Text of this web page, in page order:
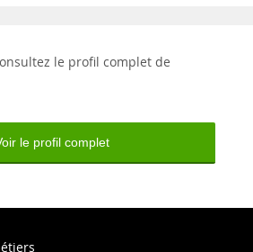
le profil complet de
le profil complet